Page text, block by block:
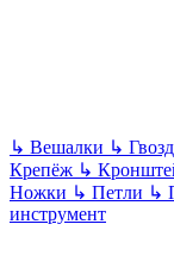
↳ Вешалки ↳
Крепёж ↳
Ножки ↳ Петли ↳
инструмент